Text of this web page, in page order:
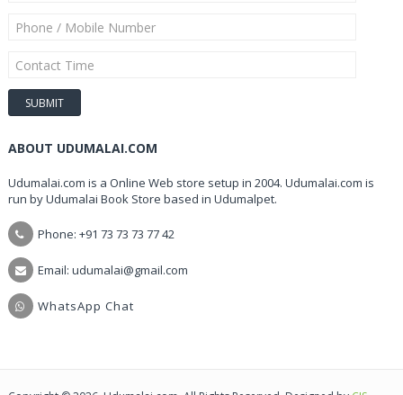
ABOUT UDUMALAI.COM
Udumalai.com is a Online Web store setup in 2004. Udumalai.com is
run by Udumalai Book Store based in Udumalpet.
Phone: +91 73 73 73 77 42
Email: udumalai@gmail.com
WhatsApp Chat